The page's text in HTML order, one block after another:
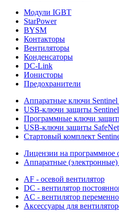
Модули IGBT
StarPower
BYSM
Контакторы
Вентиляторы
Конденсаторы
DC-Link
Ионисторы
Предохранители
Аппаратные ключи
USB-ключи защиты
Программные ключи
USB-ключи защиты
Стартовый комплект
Лицензии на программное
Аппаратные
AF - осевой вентилятор
DC - вентилятор
AC - вентилятор
Аксессуары для